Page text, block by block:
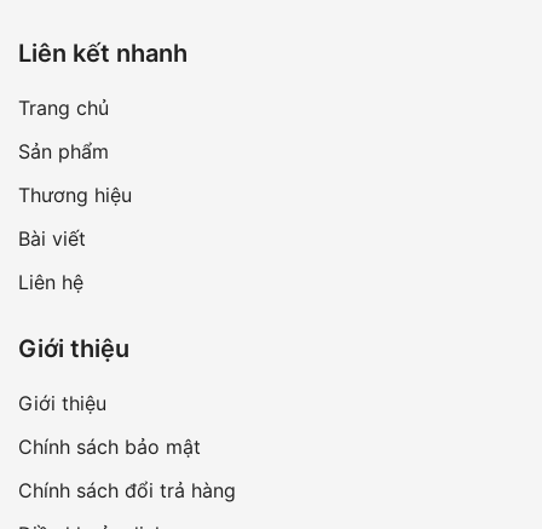
Liên kết nhanh
Trang chủ
Sản phẩm
Thương hiệu
Bài viết
Liên hệ
Giới thiệu
Giới thiệu
Chính sách bảo mật
Chính sách đổi trả hàng